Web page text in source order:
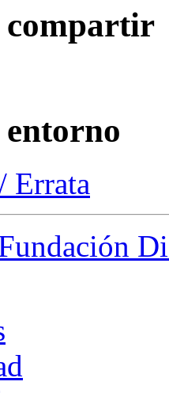
compartir
entorno
Errata